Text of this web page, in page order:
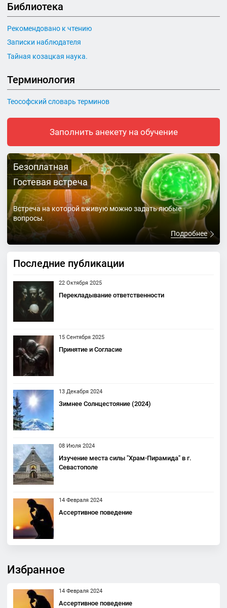
Библиотека
Рекомендовано к чтению
Записки наблюдателя
Тайная козацкая наука.
Терминология
Теософский словарь терминов
Заполнить анекету на обучение
Безоплатная
Гостевая встреча
Встреча на которой вживую можно задать любые
вопросы.
Подробнее
Последние публикации
22 Октября 2025
Перекладывание ответственности
15 Сентября 2025
Принятие и Согласие
13 Декабря 2024
Зимнее Солнцестояние (2024)
08 Июля 2024
Изучение места силы "Храм-Пирамида" в г.
Севастополе
14 Февраля 2024
Ассертивное поведение
Избранное
14 Февраля 2024
Ассертивное поведение